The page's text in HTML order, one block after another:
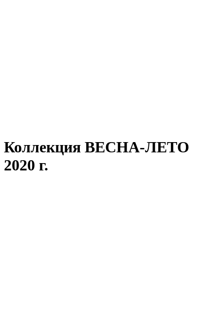
Коллекция ВЕСНА-ЛЕТО
2020 г.